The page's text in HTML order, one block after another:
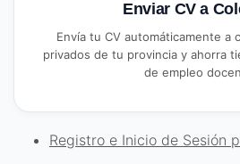
Enviar CV a
Envía tu CV automáticamente a
privados de tu provincia y ahorra
de empleo
Registro e Inicio de Sesión